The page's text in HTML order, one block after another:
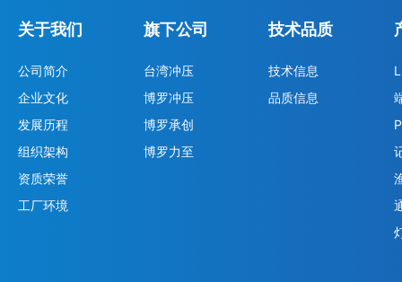
关于我们
公司简介
企业文化
发展历程
组织架构
资质荣誉
工厂环境
旗下公司
台湾冲压
博罗冲压
博罗承创
博罗力至
技术品质
技术信息
品质信息